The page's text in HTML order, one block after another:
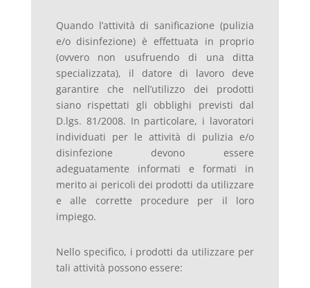
Quando l’attività di sanificazione (pulizia
e/o disinfezione) è effettuata in proprio
(ovvero non usufruendo di una ditta
specializzata), il datore di lavoro deve
garantire che nell’utilizzo dei prodotti
siano rispettati gli obblighi previsti dal
D.lgs. 81/2008. In particolare, i lavoratori
individuati per le attività di pulizia e/o
disinfezione devono essere
adeguatamente informati e formati in
merito ai pericoli dei prodotti da utilizzare
e alle corrette procedure per il loro
impiego.
Nello specifico, i prodotti da utilizzare per
tali attività possono essere: